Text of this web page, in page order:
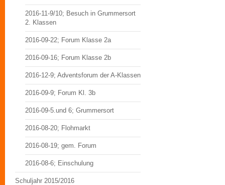
2016-11-9/10; Besuch in Grummersort
2. Klassen
2016-09-22; Forum Klasse 2a
2016-09-16; Forum Klasse 2b
2016-12-9; Adventsforum der A-Klassen
2016-09-9; Forum Kl. 3b
2016-09-5.und 6; Grummersort
2016-08-20; Flohmarkt
2016-08-19; gem. Forum
2016-08-6; Einschulung
Schuljahr 2015/2016